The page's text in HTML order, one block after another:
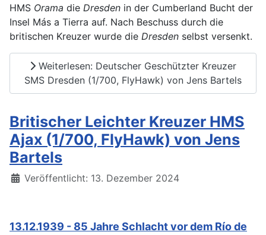
HMS Orama die Dresden in der Cumberland Bucht der
Insel Más a Tierra auf. Nach Beschuss durch die
britischen Kreuzer wurde die Dresden selbst versenkt.
Weiterlesen: Deutscher Geschützter Kreuzer
SMS Dresden (1/700, FlyHawk) von Jens Bartels
Britischer Leichter Kreuzer HMS
Ajax (1/700, FlyHawk) von Jens
Bartels
Details
Veröffentlicht: 13. Dezember 2024
13.12.1939 - 85 Jahre Schlacht vor dem Río de